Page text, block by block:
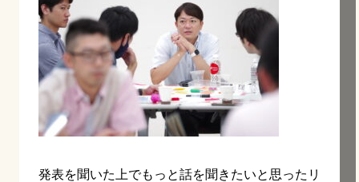
発表を聞いた上でもっと話を聞きたいと思ったリ